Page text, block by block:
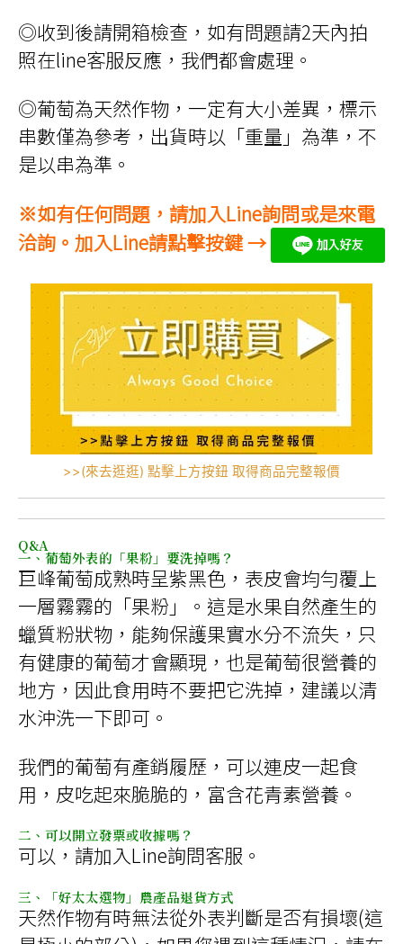
◎收到後請開箱檢查，如有問題請2天內拍
照在line客服反應，我們都會處理。
◎葡萄為天然作物，一定有大小差異，標示
串數僅為參考，出貨時以「重量」為準，不
是以串為準。
※如有任何問題，請加入Line詢問或是來電
洽詢。加入Line請點擊按鍵 →
>>(來去逛逛) 點擊上方按鈕 取得商品完整報價
Q&A
一、葡萄外表的「果粉」要洗掉嗎？
巨峰葡萄成熟時呈紫黑色，表皮會均勻覆上
一層霧霧的「果粉」。這是水果自然產生的
蠟質粉狀物，能夠保護果實水分不流失，只
有健康的葡萄才會顯現，也是葡萄很營養的
地方，因此食用時不要把它洗掉，建議以清
水沖洗一下即可。
我們的葡萄有產銷履歷，可以連皮一起食
用，皮吃起來脆脆的，富含花青素營養。
二、可以開立發票或收據嗎？
可以，請加入Line詢問客服。
三、「好太太選物」農產品退貨方式
天然作物有時無法從外表判斷是否有損壞(這